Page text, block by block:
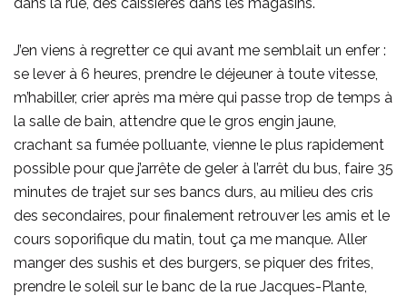
J’en viens à regretter ce qui avant me semblait un enfer :
se lever à 6 heures, prendre le déjeuner à toute vitesse,
m’habiller, crier après ma mère qui passe trop de temps à
la salle de bain, attendre que le gros engin jaune,
crachant sa fumée polluante, vienne le plus rapidement
possible pour que j’arrête de geler à l’arrêt du bus, faire 35
minutes de trajet sur ses bancs durs, au milieu des cris
des secondaires, pour finalement retrouver les amis et le
cours soporifique du matin, tout ça me manque. Aller
manger des sushis et des burgers, se piquer des frites,
prendre le soleil sur le banc de la rue Jacques-Plante,